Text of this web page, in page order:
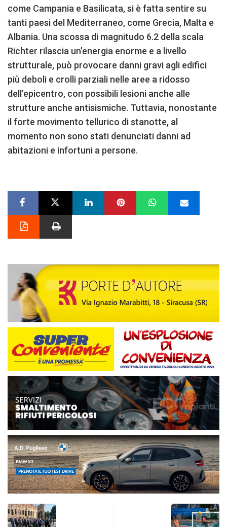
come Campania e Basilicata, si è fatta sentire su
tanti paesi del Mediterraneo, come Grecia, Malta e
Albania. Una scossa di magnitudo 6.2 della scala
Richter rilascia un’energia enorme e a livello
strutturale, può provocare danni gravi agli edifici
più deboli e crolli parziali nelle aree a ridosso
dell’epicentro, con possibili lesioni anche alle
strutture anche antisismiche. Tuttavia, nonostante
il forte movimento tellurico di stanotte, al
momento non sono stati denunciati danni ad
abitazioni e infortuni a persone.